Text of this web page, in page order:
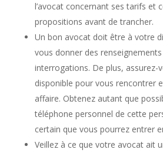
l’avocat concernant ses tarifs et
propositions avant de trancher.
Un bon avocat doit être à votre
vous donner des
interrogations. De plus, assurez-
disponible pour vous rencontrer
affaire. Obtenez autant que
téléphone personnel de cette
certain que vous pourrez entrer
Veillez à ce que votre avocat ait